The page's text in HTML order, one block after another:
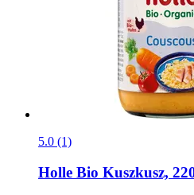
5.0 (1)
Holle Bio Kuszkusz,